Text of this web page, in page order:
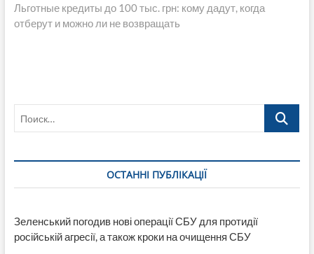
запись:
Льготные кредиты до 100 тыс. грн: кому дадут, когда
отберут и можно ли не возвращать
Поиск…
ОСТАННІ ПУБЛІКАЦІЇ
Зеленський погодив нові операції СБУ для протидії
російській агресії, а також кроки на очищення СБУ